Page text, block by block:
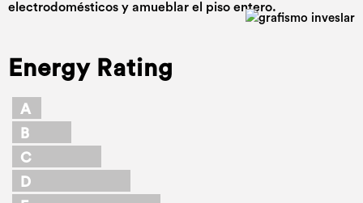
electrodomésticos y amueblar el piso entero.
Energy Rating
A
B
C
D